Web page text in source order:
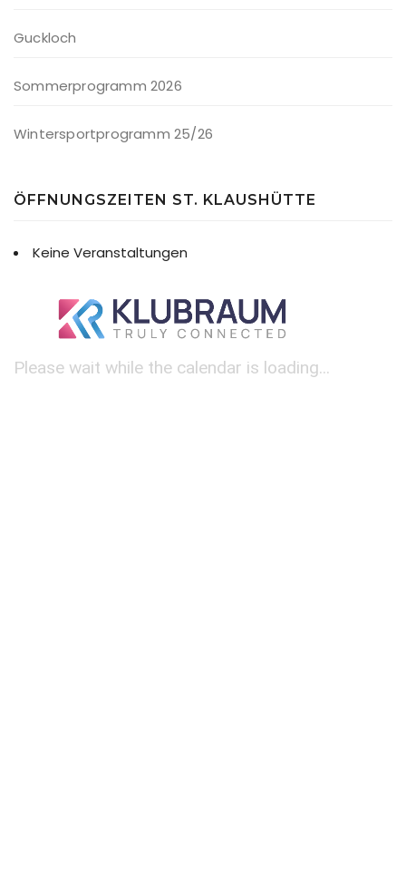
Guckloch
Sommerprogramm 2026
Wintersportprogramm 25/26
ÖFFNUNGSZEITEN ST. KLAUSHÜTTE
Keine Veranstaltungen